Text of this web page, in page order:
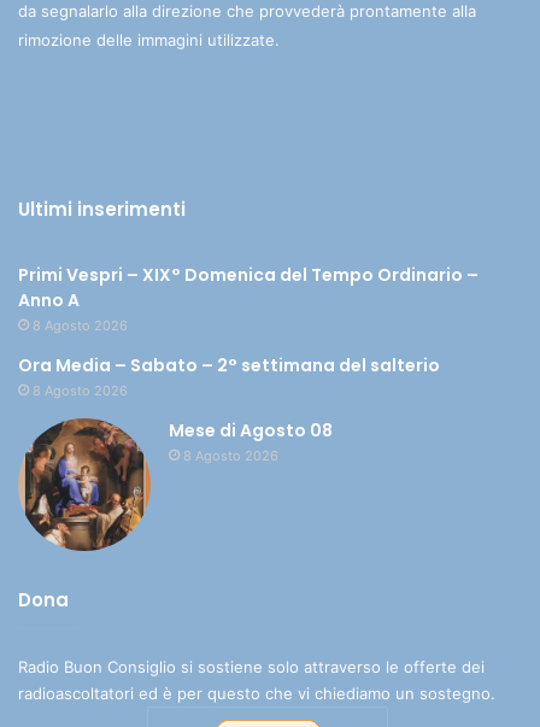
da segnalarlo alla direzione che provvederà prontamente alla
rimozione delle immagini utilizzate.
Ultimi inserimenti
Primi Vespri – XIX° Domenica del Tempo Ordinario –
Anno A
8 Agosto 2026
Ora Media – Sabato – 2° settimana del salterio
8 Agosto 2026
Mese di Agosto 08
8 Agosto 2026
Dona
Radio Buon Consiglio si sostiene solo attraverso le offerte dei
radioascoltatori ed è per questo che vi chiediamo un sostegno.